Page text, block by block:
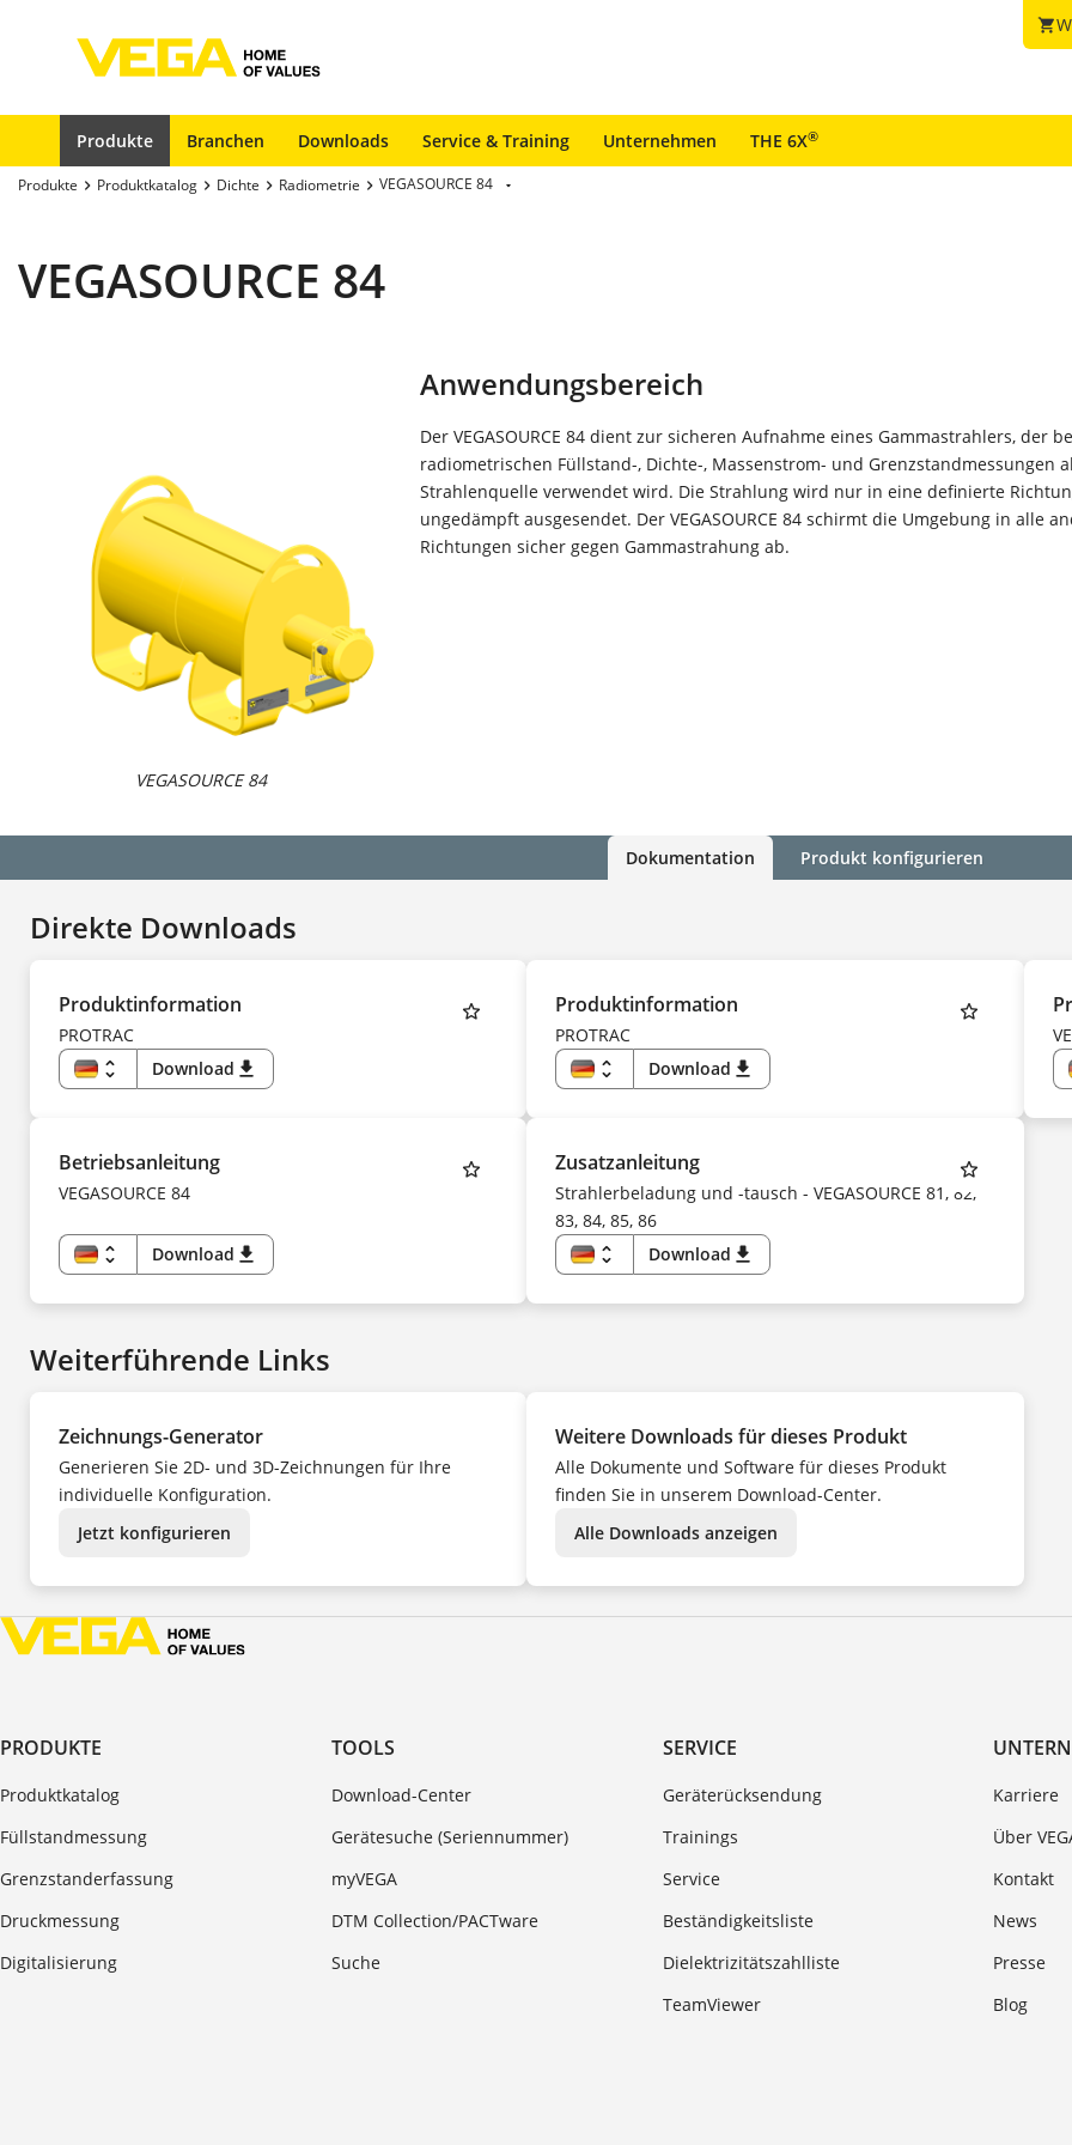
shopping_cart
Produkte Branchen Downloads Service & Training Unternehmen THE 6X®
Produkte Produktkatalog Dichte Radiometrie VEGASOURCE 84
VEGASOURCE 84
VEGASOURCE 84
Anwendungsbereich
Der VEGASOURCE 84 dient zur sicheren Aufnahme eines Gammastrahlers, der
radiometrischen Füllstand-, Dichte-, Massenstrom- und Grenzstandmessungen
Strahlenquelle verwendet wird. Die Strahlung wird nur in eine definierte
ungedämpft ausgesendet. Der VEGASOURCE 84 schirmt die Umgebung in alle
Richtungen sicher gegen Gammastrahung ab.
Dokumentation Produkt konfigurieren
Direkte Downloads
Produktinformation
PROTRAC
unfold_more
DE
DA
ES
FI
FR
IT
KK
KO
NO
TR
UK
Download download
Produktinformation
PROTRAC
unfold_more
DE
DA
ES
FI
FR
HU
IT
KK
KO
NO
Download download
Betriebsanleitung
VEGASOURCE 84
unfold_more
DE
FI
FR
KO
NO
PL
PT
TR
UK
Download download
Zusatzanleitung
Strahlerbeladung und -tausch - VEGASOURCE 81, 82,
83, 84, 85, 86
unfold_more
DE
NO
PT
SV
TR
Download download
Weiterführende Links
Zeichnungs-Generator
Generieren Sie 2D- und 3D-Zeichnungen für Ihre
individuelle Konfiguration.
Jetzt konfigurieren
Weitere Downloads für dieses Produkt
Alle Dokumente und Software für dieses Produkt
finden Sie in unserem Download-Center.
Alle Downloads anzeigen
PRODUKTE
Produktkatalog
Füllstandmessung
Grenzstanderfassung
Druckmessung
Digitalisierung
TOOLS
Download-Center
Gerätesuche (Seriennummer)
myVEGA
DTM Collection/PACTware
Suche
SERVICE
Geräterücksendung
Trainings
Service
Beständigkeitsliste
Dielektrizitätszahlliste
TeamViewer
Karriere
Über
Kontakt
News
Presse
Blog